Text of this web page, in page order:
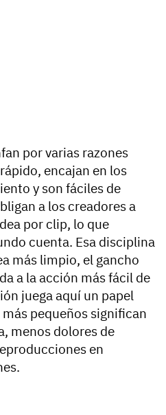
por varias razones
encajan en los
y son fáciles de
a los creadores a
por clip, lo que
cuenta. Esa disciplina
más limpio, el gancho
a la acción más fácil de
juega aquí un papel
pequeños significan
menos dolores de
en